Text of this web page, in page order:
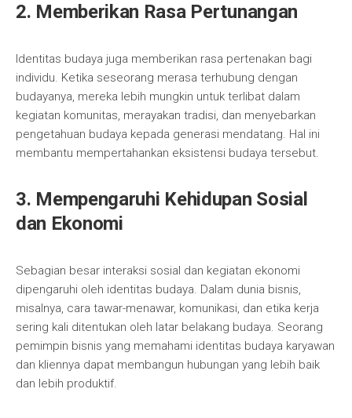
2. Memberikan Rasa Pertunangan
Identitas budaya juga memberikan rasa pertenakan bagi
individu. Ketika seseorang merasa terhubung dengan
budayanya, mereka lebih mungkin untuk terlibat dalam
kegiatan komunitas, merayakan tradisi, dan menyebarkan
pengetahuan budaya kepada generasi mendatang. Hal ini
membantu mempertahankan eksistensi budaya tersebut.
3. Mempengaruhi Kehidupan Sosial
dan Ekonomi
Sebagian besar interaksi sosial dan kegiatan ekonomi
dipengaruhi oleh identitas budaya. Dalam dunia bisnis,
misalnya, cara tawar-menawar, komunikasi, dan etika kerja
sering kali ditentukan oleh latar belakang budaya. Seorang
pemimpin bisnis yang memahami identitas budaya karyawan
dan kliennya dapat membangun hubungan yang lebih baik
dan lebih produktif.